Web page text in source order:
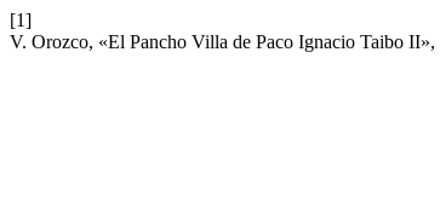
[1]
V. Orozco, «El Pancho Villa de Paco Ignacio Taibo II»,